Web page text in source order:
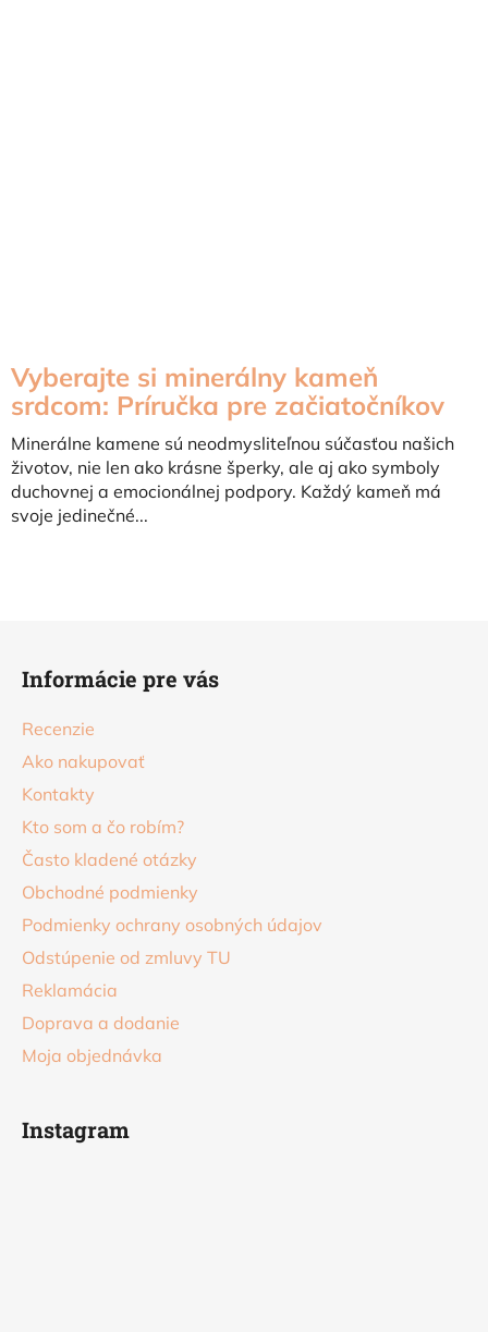
Vyberajte si minerálny kameň
srdcom: Príručka pre začiatočníkov
Minerálne kamene sú neodmysliteľnou súčasťou našich
životov, nie len ako krásne šperky, ale aj ako symboly
duchovnej a emocionálnej podpory. Každý kameň má
svoje jedinečné...
Informácie pre vás
Recenzie
Ako nakupovať
Kontakty
Kto som a čo robím?
Často kladené otázky
Obchodné podmienky
Podmienky ochrany osobných údajov
Odstúpenie od zmluvy TU
Reklamácia
Doprava a dodanie
Moja objednávka
Instagram